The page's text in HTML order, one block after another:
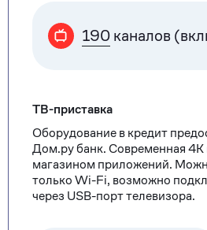
190 каналов
ТВ-приставка
Оборудование в кредит
Дом.ру банк. Современная 4К
магазином приложений.
только Wi-Fi, возможно
через USB-порт телевизора.